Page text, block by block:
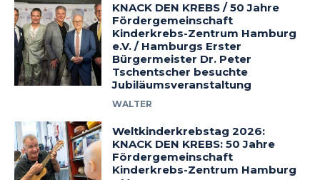
KNACK DEN KREBS / 50 Jahre
Fördergemeinschaft
Kinderkrebs-Zentrum Hamburg
e.V. / Hamburgs Erster
Bürgermeister Dr. Peter
Tschentscher besuchte
Jubiläumsveranstaltung
WALTER
Weltkinderkrebstag 2026:
KNACK DEN KREBS: 50 Jahre
Fördergemeinschaft
Kinderkrebs-Zentrum Hamburg